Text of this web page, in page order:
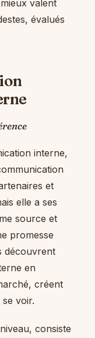
valent
évalués
interne,
et
elle a ses
source et
promesse
découvrent
en
créent
voir.
consiste